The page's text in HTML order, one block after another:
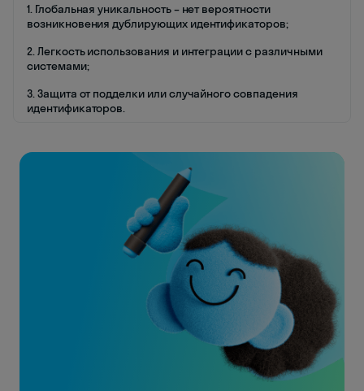
1. Глобальная уникальность – нет вероятности
возникновения дублирующих идентификаторов;
2. Легкость использования и интеграции с различными
системами;
3. Защита от подделки или случайного совпадения
идентификаторов.